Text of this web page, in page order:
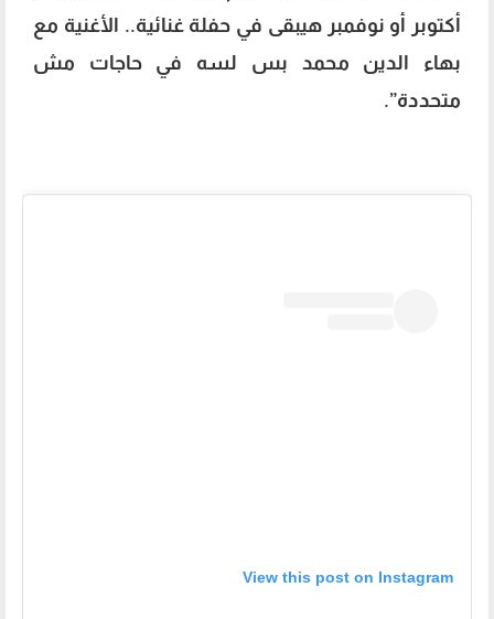
أكتوبر أو نوفمبر هيبقى في حفلة غنائية.. الأغنية مع
بهاء الدين محمد بس لسه في حاجات مش
متحددة”.
View this post on Instagram